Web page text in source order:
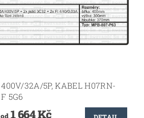
400V/32A/5P, KABEL H07RN-
F 5G6
od1 664 Kč